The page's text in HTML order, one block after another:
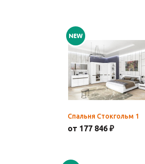
Спальня Стокгольм 1
от 177 846 ₽